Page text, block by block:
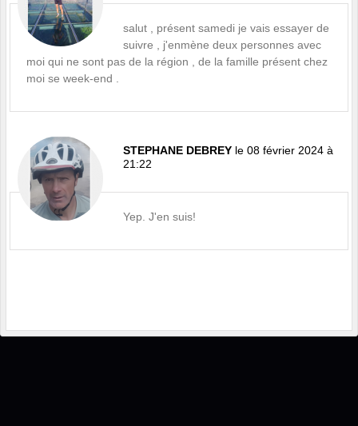
salut , présent samedi je vais essayer de
suivre , j'enmène deux personnes avec
moi qui ne sont pas de la région , de la famille présent chez
moi se week-end .
STEPHANE DEBREY le 08 février 2024 à
21:22
Yep. J'en suis!